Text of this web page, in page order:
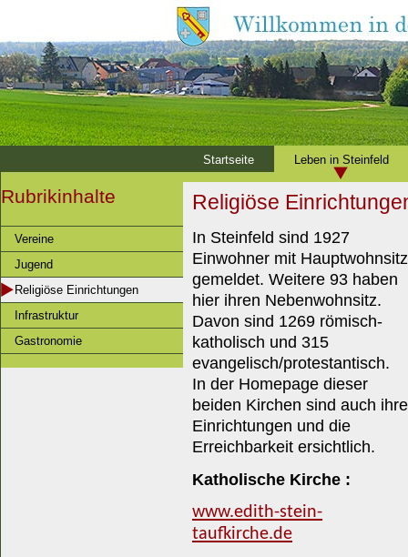
Startseite Leben in Steinfeld
Rubrikinhalte
Vereine
Jugend
Religiöse Einrichtungen
Infrastruktur
Gastronomie
Religiöse
In Steinfeld sind 1927
Einwohner mit Hauptwohnsitz
gemeldet. Weitere 93 haben
hier ihren Nebenwohnsitz.
Davon sind 1269 römisch-
katholisch und 315
evangelisch/protestantisch.
In der Homepage dieser
beiden Kirchen sind auch ihre
Einrichtungen und die
Erreichbarkeit ersichtlich.
Katholische Kirche :
www.edith-stein-
taufkirche.de